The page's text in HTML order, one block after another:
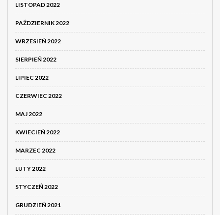
LISTOPAD 2022
PAŹDZIERNIK 2022
WRZESIEŃ 2022
SIERPIEŃ 2022
LIPIEC 2022
CZERWIEC 2022
MAJ 2022
KWIECIEŃ 2022
MARZEC 2022
LUTY 2022
STYCZEŃ 2022
GRUDZIEŃ 2021